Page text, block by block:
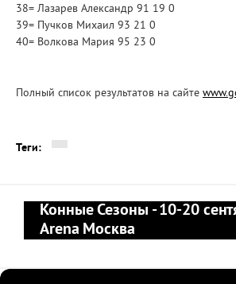
38= Лазарев Александр 91 19 0
39= Пучков Михаил 93 21 0
40= Волкова Мария 95 23 0
Полный список результатов на сайте
Теги:
Конные Сезоны - 10-20
Arena Москва